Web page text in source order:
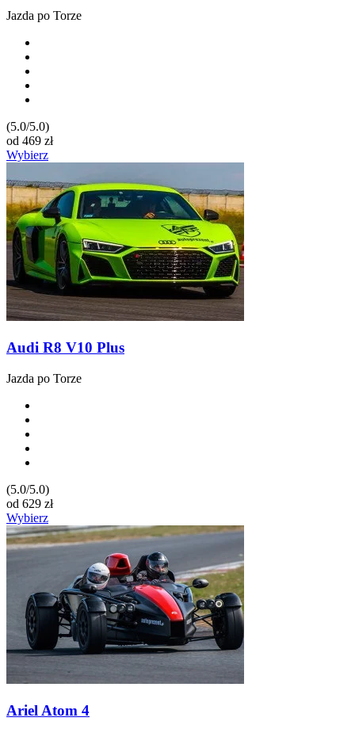
Jazda po Torze
(5.0/5.0)
od 469 zł
Wybierz
Audi R8 V10 Plus
Jazda po Torze
(5.0/5.0)
od 629 zł
Wybierz
Ariel Atom 4